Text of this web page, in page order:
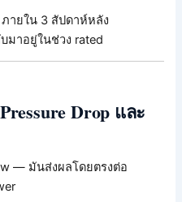
ายใน 3 สัปดาห์หลัง
มาอยู่ในช่วง rated
Drop และ
— มันส่งผลโดยตรงต่อ